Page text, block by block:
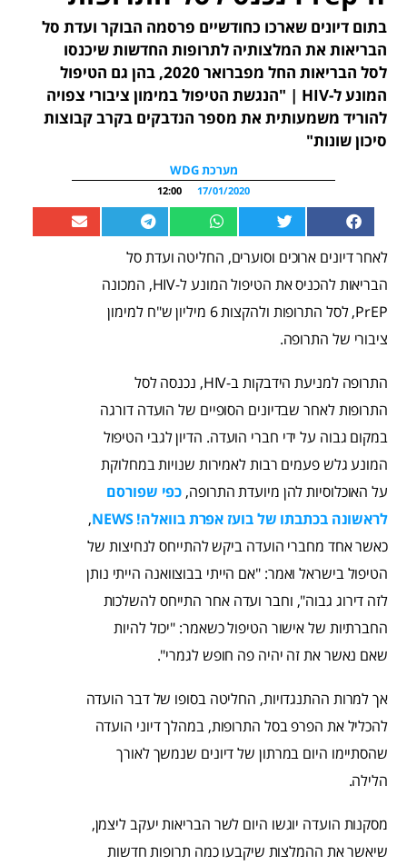
בתום דיונים שארכו כחודשיים פרסמה הבוקר ועדת סל
הבריאות את המלצותיה לתרופות החדשות שיכנסו
לסל הבריאות החל מפברואר 2020, בהן גם הטיפול
המונע ל-HIV | "הנגשת הטיפול במימון ציבורי צפויה
להוריד משמעותית את מספר הנדבקים בקרב קבוצות
סיכון שונות"
מערכת WDG
17/01/2020
12:00
לאחר דיונים ארוכים וסוערים, החליטה ועדת סל
הבריאות להכניס את הטיפול המונע ל-HIV, המכונה
PrEP, לסל התרופות ולהקצות 6 מיליון ש"ח למימון
ציבורי של התרופה.
התרופה למניעת הידבקות ב-HIV, נכנסה לסל
התרופות לאחר שבדיונים הסופיים של הועדה דורגה
במקום גבוה על ידי חברי הועדה. הדיון לגבי הטיפול
המונע גלש פעמים רבות לאמירות שנויות במחלוקת
על האוכלוסיות להן מיועדת התרופה, כפי שפורסם
לראשונה בכתבתו של בועז אפרת בוואלה! NEWS
,
כאשר אחד מחברי הועדה ביקש להתייחס לנחיצות של
הטיפול בישראל ואמר: "אם הייתי בבוצוואנה הייתי נותן
לזה דירוג גבוה", וחבר ועדה אחר התייחס להשלכות
החברתיות של אישור הטיפול כשאמר: "יכול להיות
שאם נאשר את זה יהיה פה חופש לגמרי".
אך למרות ההתנגדויות, החליטה בסופו של דבר הועדה
להכליל את הפרפ בסל התרופות, במהלך דיוני הועדה
שהסתיימו היום במרתון של דיונים שנמשך לאורך
הלילה.
מסקנות הועדה יוגשו היום לשר הבריאות יעקב ליצמן,
שיאשר את ההמלצות שיקבעו כמה תרופות חדשות